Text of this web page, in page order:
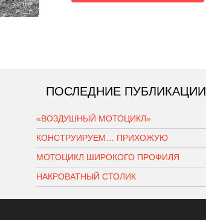
ПОСЛЕДНИЕ ПУБЛИКАЦИИ
«ВОЗДУШНЫЙ МОТОЦИКЛ»
КОНСТРУИРУЕМ… ПРИХОЖУЮ
МОТОЦИКЛ ШИРОКОГО ПРОФИЛЯ
НАКРОВАТНЫЙ СТОЛИК